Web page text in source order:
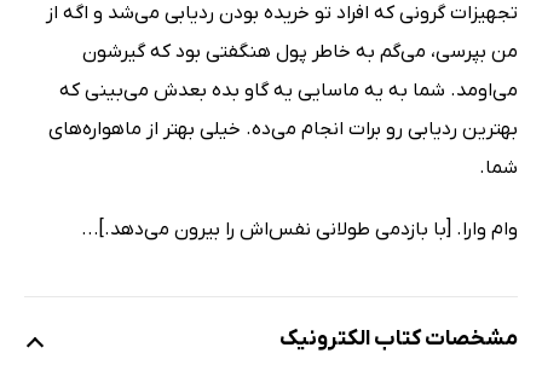
تجهیزات گرونی که افراد تو خریده بودن ردیابی می‌شد و اگه از
من بپرسی، می‌گم به خاطر پول هنگفتی بود که گیرشون
می‌اومد. شما به یه ماسایی یه گاو بده بعدش می‌بینی که
بهترین ردیابی رو برات انجام می‌ده. خیلی بهتر از ماهواره‌های
شما.
وام وارا. [با بازدمی طولانی نفس‌اش را بیرون می‌دهد.]...
مشخصات کتاب الکترونیک